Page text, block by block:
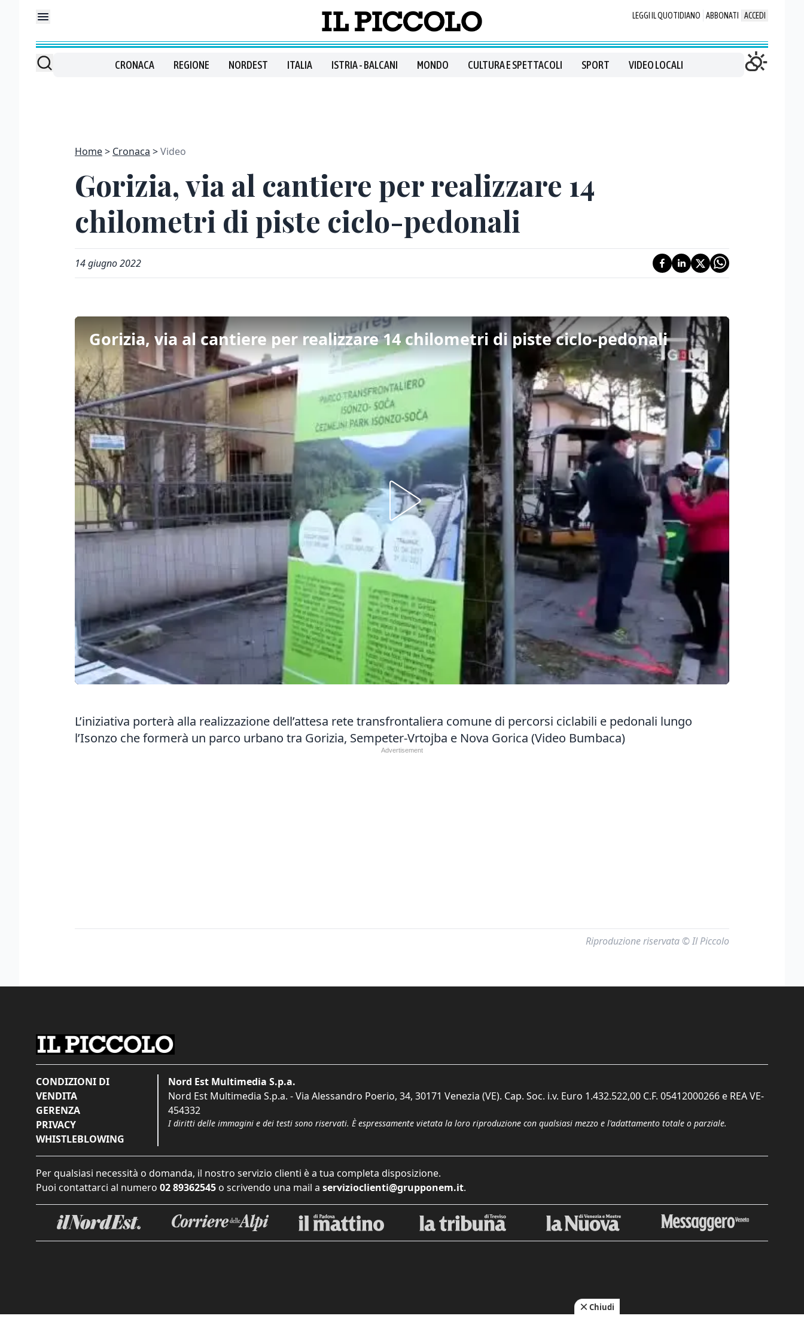
LEGGI IL QUOTIDIANO ABBONATI ACCEDI
CRONACA REGIONE NORDEST ITALIA ISTRIA - BALCANI MONDO CULTURA E SPETTACOLI SPORT VIDEO LOCALI
Home Cronaca Video
Gorizia, via al cantiere per realizzare 14
chilometri di piste ciclo-pedonali
14 giugno 2022
Gorizia, via al cantiere per realizzare 14 chilometri di piste ciclo-pedonali
L’iniziativa porterà alla realizzazione dell’attesa rete transfrontaliera comune di percorsi ciclabili e pedonali lungo
l’Isonzo che formerà un parco urbano tra Gorizia, Sempeter-Vrtojba e Nova Gorica (Video Bumbaca)
Riproduzione riservata © Il Piccolo
CONDIZIONI DI
VENDITA
GERENZA
PRIVACY
WHISTLEBLOWING
Nord Est Multimedia S.p.a.
Nord Est Multimedia S.p.a. - Via Alessandro Poerio, 34, 30171 Venezia (VE). Cap. Soc. i.v. Euro 1.432.522,00 C.F. 05412000266 e REA VE-
454332
I diritti delle immagini e dei testi sono riservati. È espressamente vietata la loro riproduzione con qualsiasi mezzo e l'adattamento totale o parziale.
Per qualsiasi necessità o domanda, il nostro servizio clienti è a tua completa disposizione.
Puoi contattarci al numero 02 89362545 o scrivendo una mail a servizioclienti@grupponem.it.
Chiudi